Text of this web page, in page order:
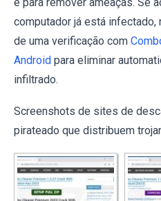
computador já está infectado,
de uma verificação com
Android para eliminar
infiltrado.
Screenshots de sites de
pirateado que distribuem